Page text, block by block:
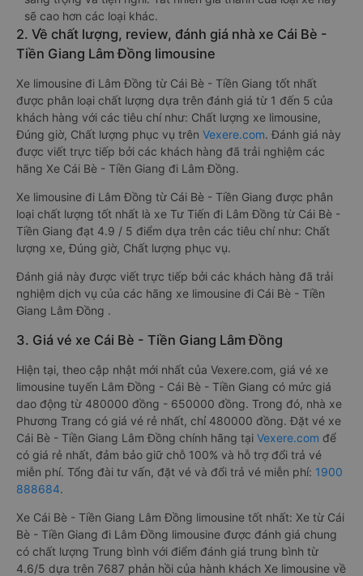
sẽ cao hơn các loại khác.
2. Về chất lượng, review, đánh giá nhà xe Cái Bè -
Tiền Giang Lâm Đồng limousine
Xe limousine đi Lâm Đồng từ Cái Bè - Tiền Giang tốt nhất
được phân loại chất lượng dựa trên đánh giá từ 1 đến 5 của
khách hàng với các tiêu chí như: Chất lượng xe limousine,
Đúng giờ, Chất lượng phục vụ trên Vexere.com. Đánh giá này
được viết trực tiếp bởi các khách hàng đã trải nghiệm các
hãng Xe Cái Bè - Tiền Giang đi Lâm Đồng.
Xe limousine đi Lâm Đồng từ Cái Bè - Tiền Giang được phân
loại chất lượng tốt nhất là xe Tư Tiến đi Lâm Đồng từ Cái Bè -
Tiền Giang đạt 4.9 / 5 điểm dựa trên các tiêu chí như: Chất
lượng xe, Đúng giờ, Chất lượng phục vụ.
Đánh giá này được viết trực tiếp bởi các khách hàng đã trải
nghiệm dịch vụ của các hãng xe limousine đi Cái Bè - Tiền
Giang Lâm Đồng .
3. Giá vé xe Cái Bè - Tiền Giang Lâm Đồng
Hiện tại, theo cập nhật mới nhất của Vexere.com, giá vé xe
limousine tuyến Lâm Đồng - Cái Bè - Tiền Giang có mức giá
dao động từ 480000 đồng - 650000 đồng. Trong đó, nhà xe
Phương Trang có giá vé rẻ nhất, chỉ 480000 đồng. Đặt vé xe
Cái Bè - Tiền Giang Lâm Đồng chính hãng tại Vexere.com để
có giá rẻ nhất, đảm bảo giữ chỗ 100% và hỗ trợ đổi trả vé
miễn phí. Tổng đài tư vấn, đặt vé và đổi trả vé miễn phí: 1900
888684.
Xe Cái Bè - Tiền Giang Lâm Đồng limousine tốt nhất: Xe từ Cái
Bè - Tiền Giang đi Lâm Đồng limousine được đánh giá chung
có chất lượng Trung bình với điểm đánh giá trung bình từ
4.6/5 dựa trên 7687 phản hồi của hành khách Xe limousine về